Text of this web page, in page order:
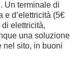
Un terminale di
e d’elettricità (5€
elettricità,
una soluzione
nel sito, in buoni